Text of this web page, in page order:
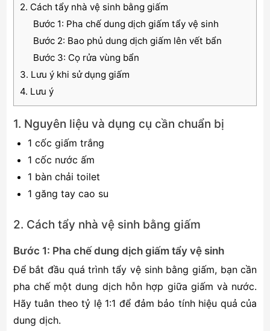
2. Cách tẩy nhà vệ sinh bằng giấm
Bước 1: Pha chế dung dịch giấm tẩy vệ sinh
Bước 2: Bao phủ dung dịch giấm lên vết bẩn
Bước 3: Cọ rửa vùng bẩn
3. Lưu ý khi sử dụng giấm
4. Lưu ý
1. Nguyên liệu và dụng cụ cần chuẩn bị
1 cốc giấm trắng
1 cốc nước ấm
1 bàn chải toilet
1 găng tay cao su
2. Cách tẩy nhà vệ sinh bằng giấm
Bước 1: Pha chế dung dịch giấm tẩy vệ sinh
Để bắt đầu quá trình tẩy vệ sinh bằng giấm, bạn cần
pha chế một dung dịch hỗn hợp giữa giấm và nước.
Hãy tuân theo tỷ lệ 1:1 để đảm bảo tính hiệu quả của
dung dịch.